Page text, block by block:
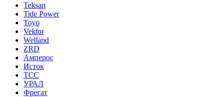
Teksan
Tide Power
Toyo
Vektor
Welland
ZRD
Амперос
Исток
ТСС
УРАЛ
Фрегат